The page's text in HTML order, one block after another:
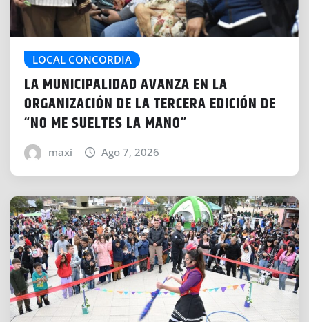
LOCAL CONCORDIA
LA MUNICIPALIDAD AVANZA EN LA
ORGANIZACIÓN DE LA TERCERA EDICIÓN DE
“NO ME SUELTES LA MANO”
maxi Ago 7, 2026